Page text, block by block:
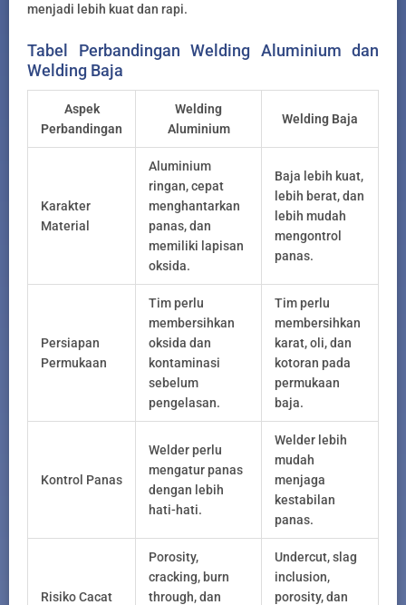
menjadi lebih kuat dan rapi.
Tabel Perbandingan Welding Aluminium dan
Welding Baja
Aspek
Perbandingan
Welding
Aluminium
Welding Baja
Karakter
Material
Aluminium
ringan, cepat
menghantarkan
panas, dan
memiliki lapisan
oksida.
Baja lebih kuat,
lebih berat, dan
lebih mudah
mengontrol
panas.
Persiapan
Permukaan
Tim perlu
membersihkan
oksida dan
kontaminasi
sebelum
pengelasan.
Tim perlu
membersihkan
karat, oli, dan
kotoran pada
permukaan
baja.
Kontrol Panas
Welder perlu
mengatur panas
dengan lebih
hati-hati.
Welder lebih
mudah
menjaga
kestabilan
panas.
Risiko Cacat
Porosity,
cracking, burn
through, dan
Undercut, slag
inclusion,
porosity, dan